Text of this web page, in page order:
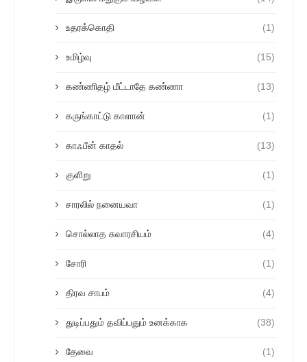
உதரக்கொதி (1)
உமிழ்வு (15)
கண்ணிதழ் மீட்டாதே கண்ணா (13)
கருங்காட்டு காளான் (1)
காஃபீன் காதல் (13)
குளிறு (1)
சாரலில் நனையவா (1)
சொல்லாத சுவாரசியம் (4)
சோரி (1)
திரவ சாபம் (4)
துடிப்பதும் தவிப்பதும் உனக்காக (38)
தேவை (1)